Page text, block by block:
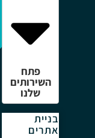
פתח
השירותים
שלנו
בניית
אתרים